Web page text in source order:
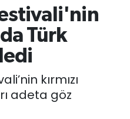
Türk
kırmızı
adeta göz